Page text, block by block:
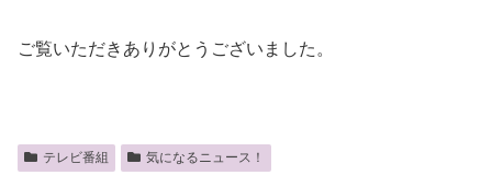
ご覧いただきありがとうございました。
テレビ番組 気になるニュース！